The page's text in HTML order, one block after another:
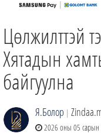
ТВ8
ӨГЛӨӨНИЙ СОНИН
АУДИО ЗОХИОЛ
ЗИНДАА СЭТГҮҮЛ
Цөлжилттэй
Хятадын
байгуулна
Я.Болор |
2026 оны 05 сарын